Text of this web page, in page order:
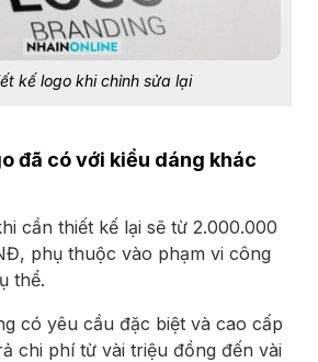
kế logo khi chỉnh sửa lại
đã có với kiểu dáng khác
cần thiết kế lại sẽ từ 2.000.000
phụ thuộc vào phạm vi công
thể.
có yêu cầu đặc biệt và cao cấp
chi phí từ vài triệu đồng đến vài